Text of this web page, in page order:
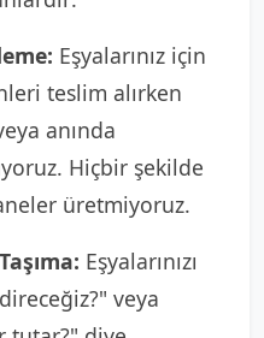
Eşyalarınız için
teslim alırken
anında
Hiçbir şekilde
üretmiyoruz.
Eşyalarınızı
veya